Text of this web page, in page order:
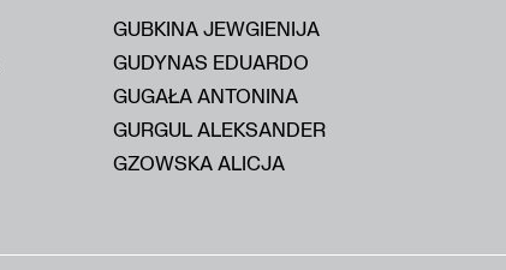
GUBKINA JEWGIENIJA
GUDYNAS EDUARDO
GUGAŁA ANTONINA
GURGUL ALEKSANDER
GZOWSKA ALICJA